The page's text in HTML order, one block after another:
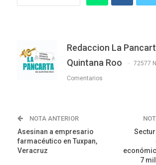
Redaccion La
Quintana Roo
72577
Comentarios
NOTA ANTERIOR
Asesinan a empresario
farmacéutico en Tuxpan,
Veracruz
7